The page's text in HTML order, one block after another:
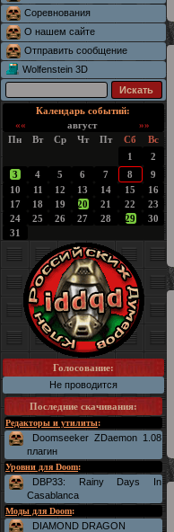
Соревнования
О нашем сайте
Отправить сообщение
Wolfenstein 3D
Календарь событий:
««
август
»»
Пн
Вт Ср Чт Пт Сб
Вс
1
2
3
4 5 6 7 8
9
10
11 12 13 14 15
16
17
18 19 20 21 22
23
24
25 26 27 28 29
30
31
Голосование:
Не проводится
Последние скачивания:
Редакторы и утилиты:
Doomseeker ZDaemon 1.08
плагин
Уровни для Doom:
DBP33: Rainy Days In
Casablanca
Моды для Doom:
DIAMOND DRAGON